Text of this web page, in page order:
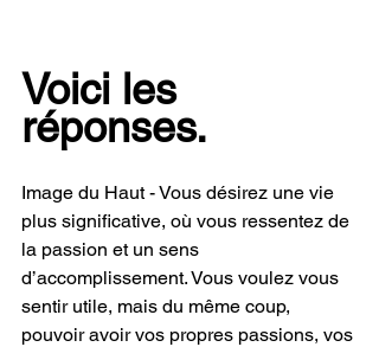
Voici les
réponses.
Image du Haut - Vous désirez une vie
plus significative, où vous ressentez de
la passion et un sens
d’accomplissement. Vous voulez vous
sentir utile, mais du même coup,
pouvoir avoir vos propres passions, vos